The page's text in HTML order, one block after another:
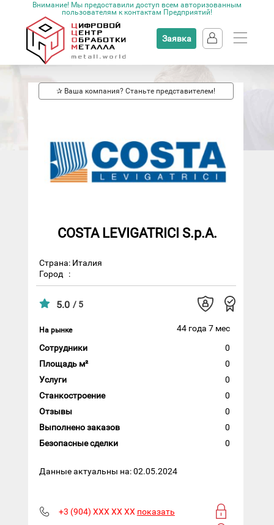
Внимание! Мы предоставили доступ всем авторизованным
пользователям к контактам Предприятий!
Заявка
✰ Ваша компания? Станьте представителем!
COSTA LEVIGATRICI S.p.A.
Страна: Италия
Город
:
5.0 / 5
На рынке
44 года 7 мес
Сотрудники
0
Площадь м²
0
Услуги
0
Станкостроение
0
Отзывы
0
Выполнено заказов
0
Безопасные сделки
0
Данные актуальны на: 02.05.2024
+3 (904) XXX XX XX показать